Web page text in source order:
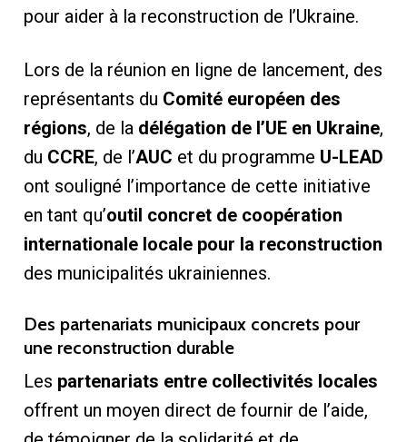
pour aider à la reconstruction de l’Ukraine.
Lors de la réunion en ligne de lancement, des
représentants du Comité européen des
régions, de la délégation de l’UE en Ukraine,
du CCRE, de l’AUC et du programme U-LEAD
ont souligné l’importance de cette initiative
en tant qu’outil concret de coopération
internationale locale pour la reconstruction
des municipalités ukrainiennes.
Des partenariats municipaux concrets pour
une reconstruction durable
Les partenariats entre collectivités locales
offrent un moyen direct de fournir de l’aide,